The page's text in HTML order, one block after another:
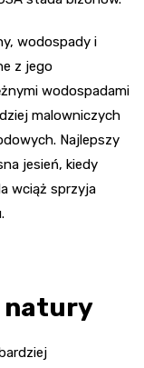
wodospady i
z jego
wodospadami
malowniczych
Najlepszy
jesień, kiedy
wciąż sprzyja
natury